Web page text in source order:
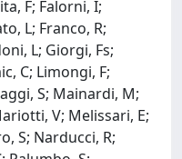
F; Falorni, I;
L; Franco, R;
L; Giorgi, Fs;
C; Limongi, F;
S; Mainardi, M;
V; Melissari, E;
S; Narducci, R;